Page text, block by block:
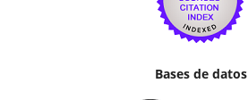
Bases de datos